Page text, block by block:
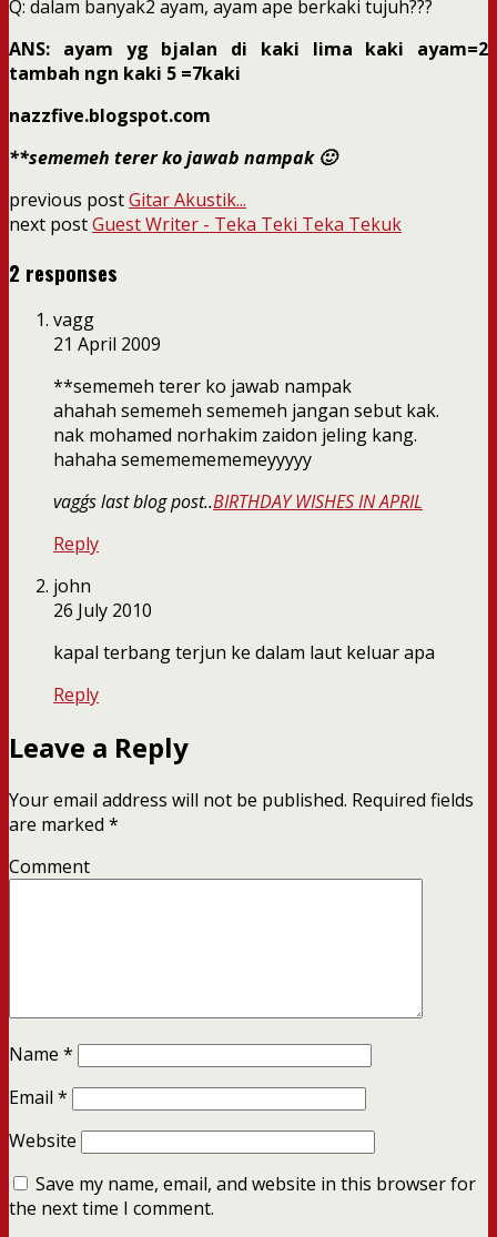
Q: dalam banyak2 ayam, ayam ape berkaki tujuh???
ANS: ayam yg bjalan di kaki lima kaki ayam=2
tambah ngn kaki 5 =7kaki
nazzfive.blogspot.com
**sememeh terer ko jawab nampak 🙂
previous postGitar Akustik...
next postGuest Writer - Teka Teki Teka Tekuk
2 responses
vagg
21 April 2009
**sememeh terer ko jawab nampak
ahahah sememeh sememeh jangan sebut kak.
nak mohamed norhakim zaidon jeling kang.
hahaha semememememeyyyyy
vagg´s last blog post..BIRTHDAY WISHES IN APRIL
Reply
john
26 July 2010
kapal terbang terjun ke dalam laut keluar apa
Reply
Leave a Reply
Your email address will not be published. Required fields
are marked *
Comment
Name *
Email *
Website
Save my name, email, and website in this browser for
the next time I comment.